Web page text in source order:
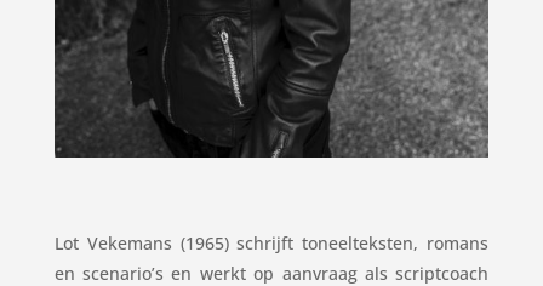
Lot Vekemans (1965) schrijft toneelteksten, romans
en scenario’s en werkt op aanvraag als scriptcoach